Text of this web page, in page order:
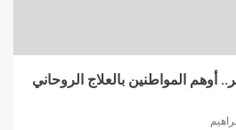
أوهم المواطنين بالعلاج الروحاني